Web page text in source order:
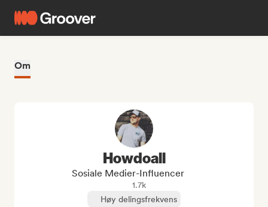
Om
Howdoall
Sosiale Medier-Influencer
1.7k
Høy delingsfrekvens